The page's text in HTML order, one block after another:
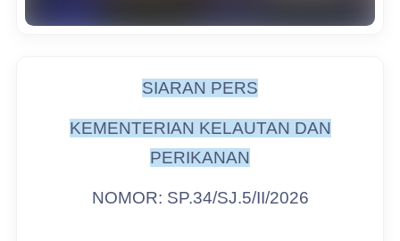
SIARAN PERS
KEMENTERIAN KELAUTAN DAN
PERIKANAN
NOMOR: SP.34/SJ.5/II/2026